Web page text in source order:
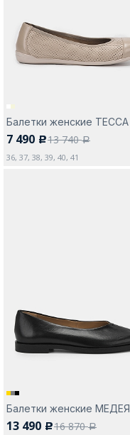
Да, все верно
Балетки женские ТЕССА
7 490 c13 740a
36, 37, 38, 39, 40, 41
Балетки женские МЕДЕЯ
13 490 c16 870a